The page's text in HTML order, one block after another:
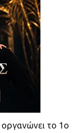
το 1ο